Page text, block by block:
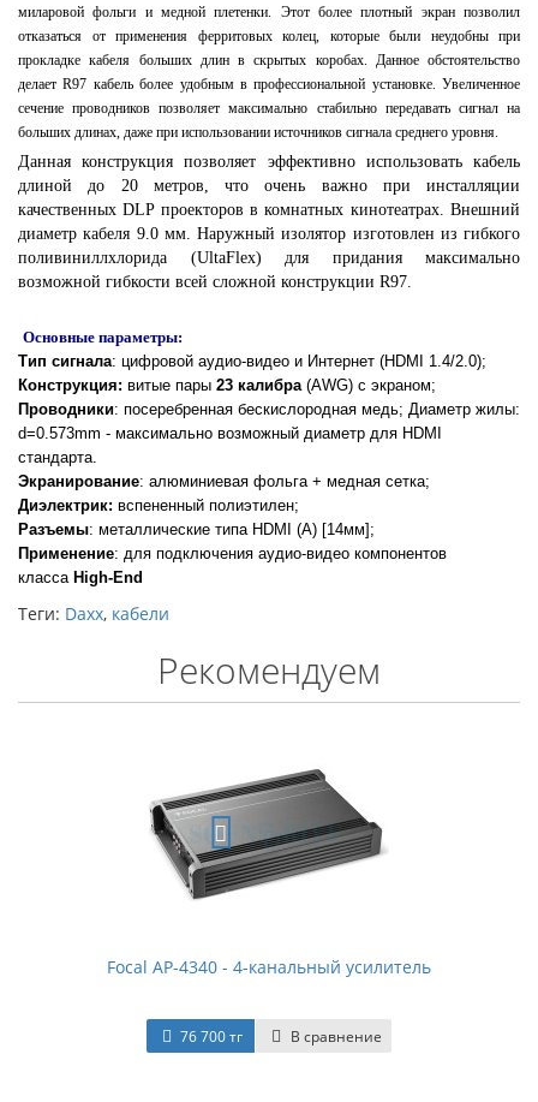
миларовой фольги и медной плетенки. Этот более плотный экран позволил
отказаться от применения ферритовых колец, которые были неудобны при
прокладке кабеля больших длин в скрытых коробах. Данное обстоятельство
делает R97 кабель более удобным в профессиональной установке. Увеличенное
сечение проводников позволяет максимально стабильно передавать сигнал на
больших длинах, даже при использовании источников сигнала среднего уровня.
Данная конструкция позволяет эффективно использовать кабель
длиной до 20 метров, что очень важно при инсталляции
качественных DLP проекторов в комнатных кинотеатрах. Внешний
диаметр кабеля 9.0 мм. Наружный изолятор изготовлен из гибкого
поливиниллхлорида (UltaFlex) для придания максимально
возможной гибкости всей сложной конструкции R97.
Основные параметры:
Тип сигнала: цифровой аудио-видео и Интернет (HDMI 1.4/2.0);
Конструкция: витые пары 23 калибра(AWG) с экраном;
Проводники: посеребренная бескислородная медь; Диаметр жилы:
d=0.573mm - максимально возможный диаметр для HDMI
стандарта.
Экранирование: алюминиевая фольга + медная сетка;
Диэлектрик: вспененный полиэтилен;
Разъемы: металлические типа HDMI (A) [14мм] ;
Применение: для подключения аудио-видео компонентов
класса High-End
Теги: Daxx, кабели
Рекомендуем
Focal AP-4340 - 4-канальный усилитель
76 700 тг В сравнение